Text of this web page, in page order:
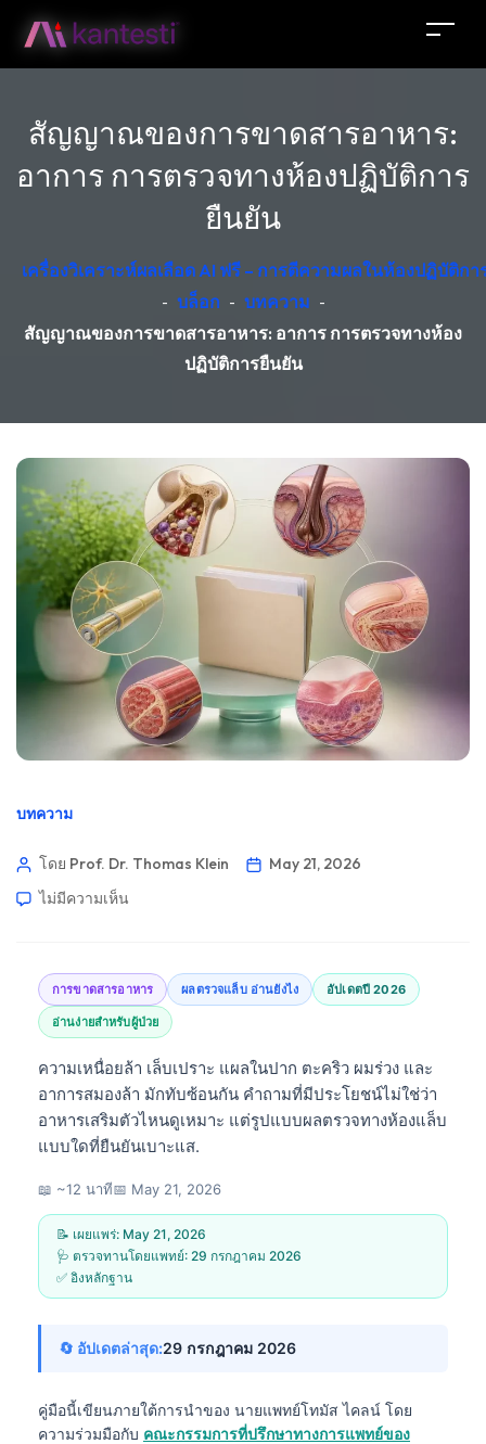
สัญญาณของการขาดสารอาหาร:
อาการ การตรวจทางห้องปฏิบัติการ
ยืนยัน
เครื่องวิเคราะห์ผลเลือด AI ฟรี – การตีความผลในห้องปฏิบัติก
- บล็อก - บทความ -
สัญญาณของการขาดสารอาหาร: อาการ การตรวจทางห้อง
ปฏิบัติการยืนยัน
บทความ
โดย Prof. Dr. Thomas Klein
May 21, 2026
ไม่มีความเห็น
การขาดสารอาหาร ผลตรวจแล็บ อ่านยังไง อัปเดตปี 2026
อ่านง่ายสำหรับผู้ป่วย
ความเหนื่อยล้า เล็บเปราะ แผลในปาก ตะคริว ผมร่วง และ
อาการสมองล้า มักทับซ้อนกัน คำถามที่มีประโยชน์ไม่ใช่ว่า
อาหารเสริมตัวไหนดูเหมาะ แต่รูปแบบผลตรวจทางห้องแล็บ
แบบใดที่ยืนยันเบาะแส.
📖 ~12 นาที📅 May 21, 2026
📝 เผยแพร่: May 21, 2026
🩺 ตรวจทานโดยแพทย์: 29 กรกฎาคม 2026
✅ อิงหลักฐาน
🔄 อัปเดตล่าสุด:29 กรกฎาคม 2026
คู่มือนี้เขียนภายใต้การนำของ นายแพทย์โทมัส ไคลน์ โดย
ความร่วมมือกับ คณะกรรมการที่ปรึกษาทางการแพทย์ของ